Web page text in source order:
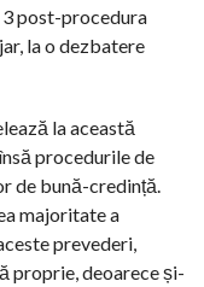
post-procedura
la o dezbatere
la această
procedurile de
de bună-credință.
majoritate a
prevederi,
proprie, deoarece și-